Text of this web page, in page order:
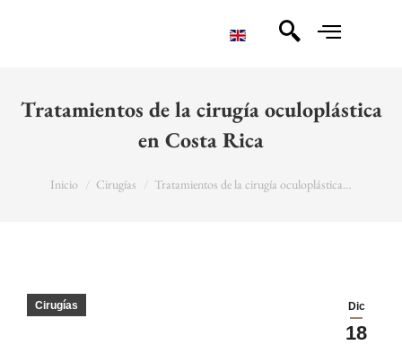
Tratamientos de la cirugía oculoplástica
en Costa Rica
You are here:
Inicio Cirugías Tratamientos de la cirugía oculoplástica…
Dic
18
Cirugías